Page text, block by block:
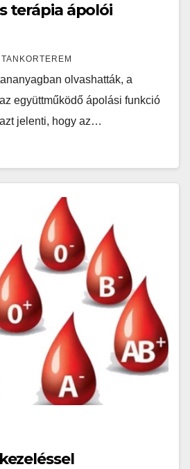
terápia ápolói
TANKORTEREM
olvashatták, a
együttműködő ápolási funkció
jelenti, hogy az…